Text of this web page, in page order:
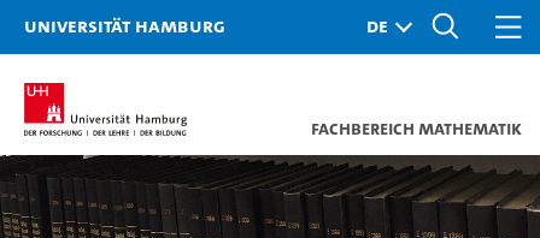
Universität Hamburg
Fachbereich Mathematik